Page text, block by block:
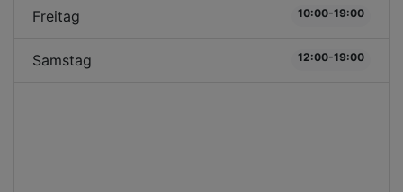
Freitag 10:00-19:00
Samstag 12:00-19:00